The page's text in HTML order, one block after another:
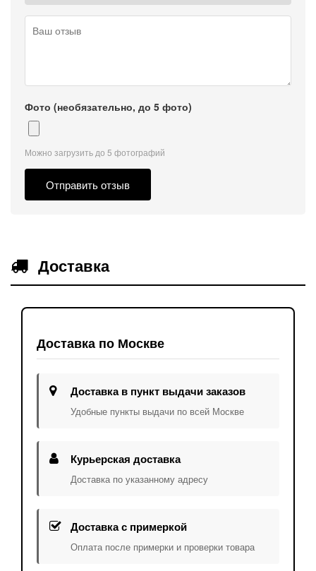
Фото (необязательно, до 5 фото)
Можно загрузить до 5 фотографий
Отправить отзыв
Доставка
Доставка по Москве
Доставка в пункт выдачи заказов
Удобные пункты выдачи по всей Москве
Курьерская доставка
Доставка по указанному адресу
Доставка с примеркой
Оплата после примерки и проверки товара